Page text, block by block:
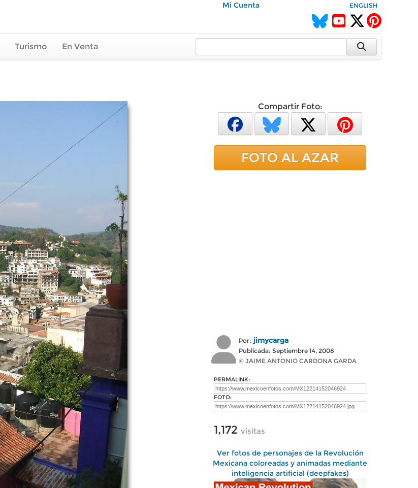
Mi Cuenta ENGLISH
Turismo En Venta
Compartir Foto:
FOTO AL AZAR
Por: jimycarga
Publicada: Septiembre 14, 2008
© JAIME ANTONIO CARDONA GARDA
PERMALINK:
FOTO:
1,172 visitas
Ver fotos de personajes de la Revolución
Mexicana coloreadas y animadas mediante
inteligencia artificial (deepfakes)